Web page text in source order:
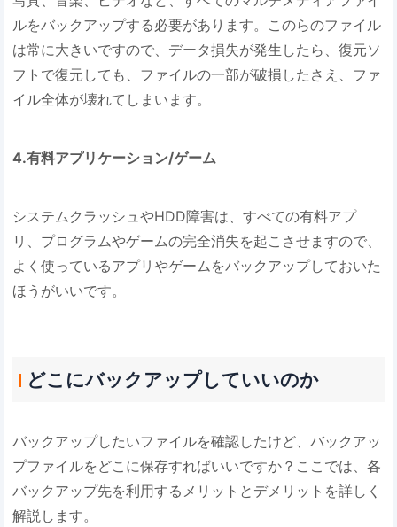
ルをバックアップする必要があります。このらのファイル
は常に大きいですので、データ損失が発生したら、復元ソ
フトで復元しても、ファイルの一部が破損したさえ、ファ
イル全体が壊れてしまいます。
4.有料アプリケーション/ゲーム
システムクラッシュやHDD障害は、すべての有料アプ
リ、プログラムやゲームの完全消失を起こさせますので、
よく使っているアプリやゲームをバックアップしておいた
ほうがいいです。
どこにバックアップしていいのか
バックアップしたいファイルを確認したけど、バックアッ
プファイルをどこに保存すればいいですか？ここでは、各
バックアップ先を利用するメリットとデメリットを詳しく
解説します。